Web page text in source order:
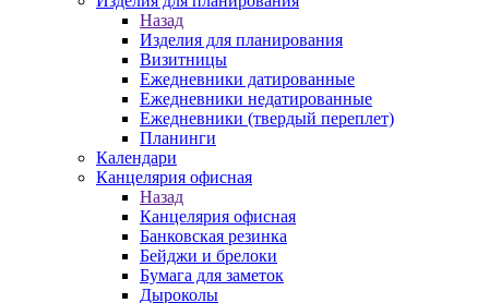
Назад
Изделия для планирования
Визитницы
Ежедневники датированные
Ежедневники недатированные
Ежедневники (твердый переплет)
Планинги
Календари
Канцелярия офисная
Назад
Канцелярия офисная
Банковская резинка
Бейджи и брелоки
Бумага для заметок
Дыроколы